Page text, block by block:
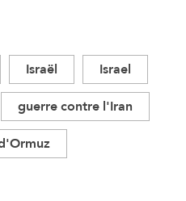
Israël
Israel
guerre contre l'Iran